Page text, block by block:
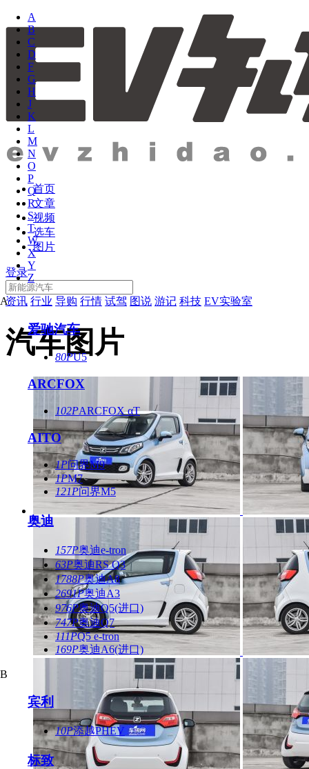
首页
文章
视频
选车
图片
登录
资讯 行业 导购 行情 试驾 图说 游记 科技 EV实验室
汽车图片
A
B
C
D
F
G
H
J
K
L
M
N
O
P
Q
R
S
T
W
X
Y
Z
A
爱驰汽车
80PU5
ARCFOX
102PARCFOX αT
AITO
1P问界M9
1PM7
121P问界M5
奥迪
157P奥迪e-tron
63P奥迪RS Q3
1788P奥迪A8
2691P奥迪A3
976P奥迪Q5(进口)
747P奥迪Q7
111PQ5 e-tron
169P奥迪A6(进口)
B
宾利
10P添越PHEV
标致